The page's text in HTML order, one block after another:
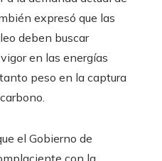
expresó que las
deben buscar
en las energías
peso en la captura
el Gobierno de
con la